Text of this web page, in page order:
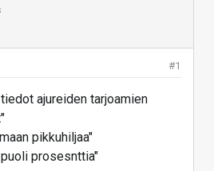
#1
ajureiden tarjoamien
pikkuhiljaa"
prosesnttia"